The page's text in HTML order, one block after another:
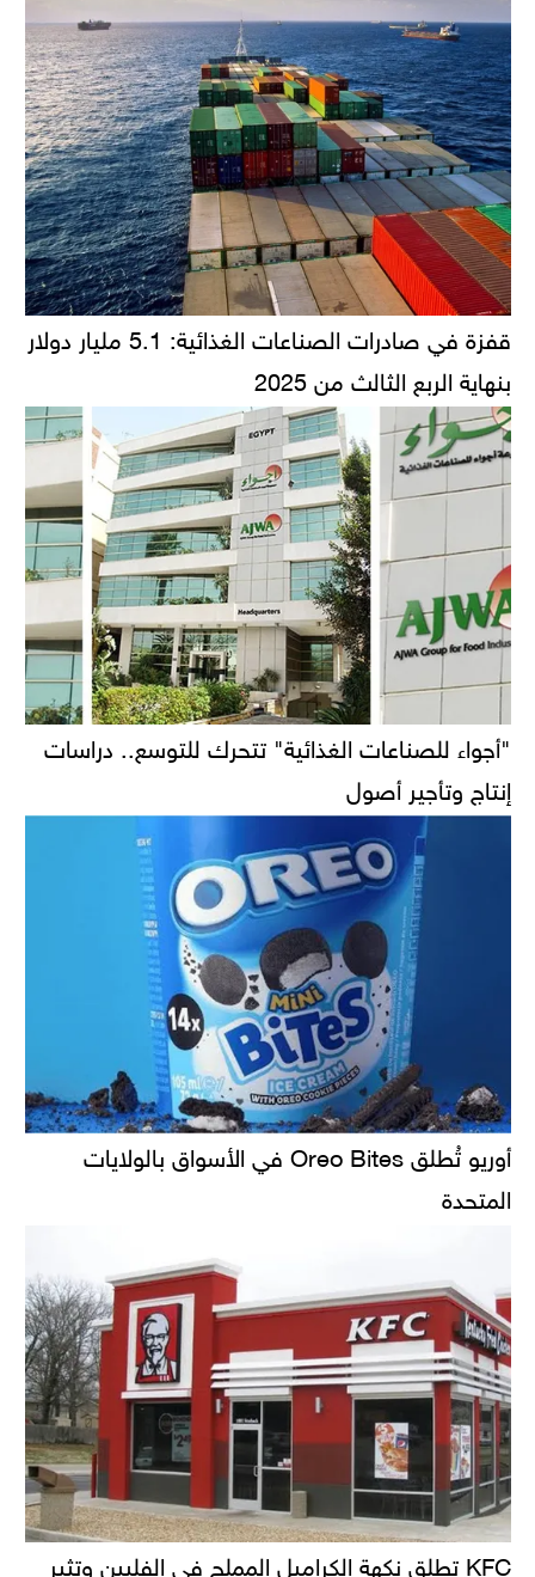
قفزة في صادرات الصناعات الغذائية: 5.1 مليار دولار
بنهاية الربع الثالث من 2025
"أجواء للصناعات الغذائية" تتحرك للتوسع.. دراسات
إنتاج وتأجير أصول
أوريو تُطلق Oreo Bites في الأسواق بالولايات
المتحدة
KFC تطلق نكهة الكراميل المملح في الفلبين وتثير